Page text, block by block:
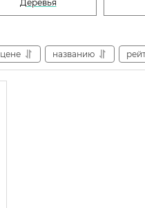
Деревья
цене названию